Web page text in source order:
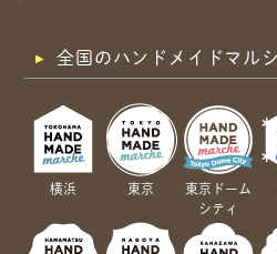
全国のハンドメイドマル
横浜 東京
東京ドーム
シティ